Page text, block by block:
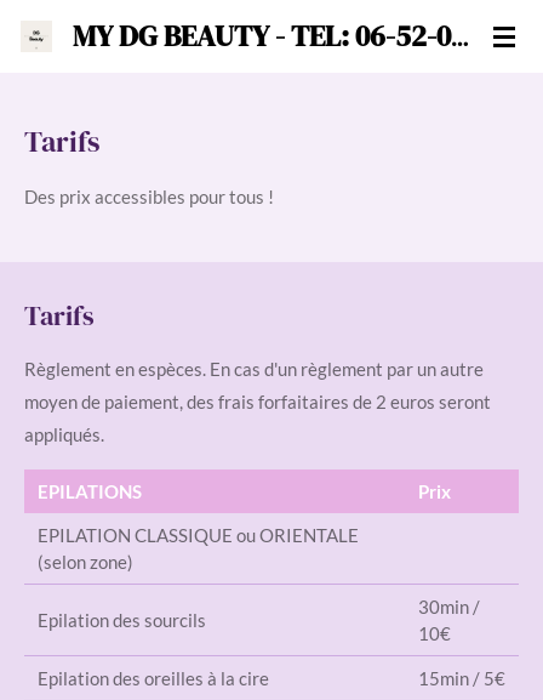
Passer
MY DG BEAUTY -TEL: 06-52-09-61-76
Tarifs
Des prix accessibles pour tous !
Tarifs
Règlement en espèces. En cas d'un règlement par un autre
moyen de paiement, des frais forfaitaires de 2 euros seront
appliqués.
EPILATIONS
Prix
EPILATION CLASSIQUE ou ORIENTALE
(selon zone)
Epilation des sourcils
30min /
10€
Epilation des oreilles à la cire 15min / 5€